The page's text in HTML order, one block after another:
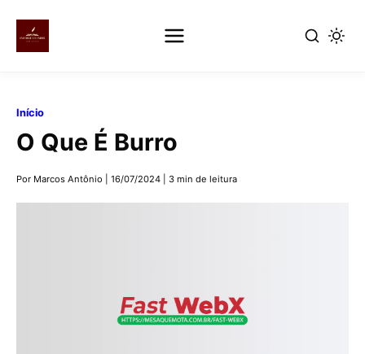
conteúdo
Início
O Que É Burro
Por Marcos Antônio 16/07/2024 3 min de leitura